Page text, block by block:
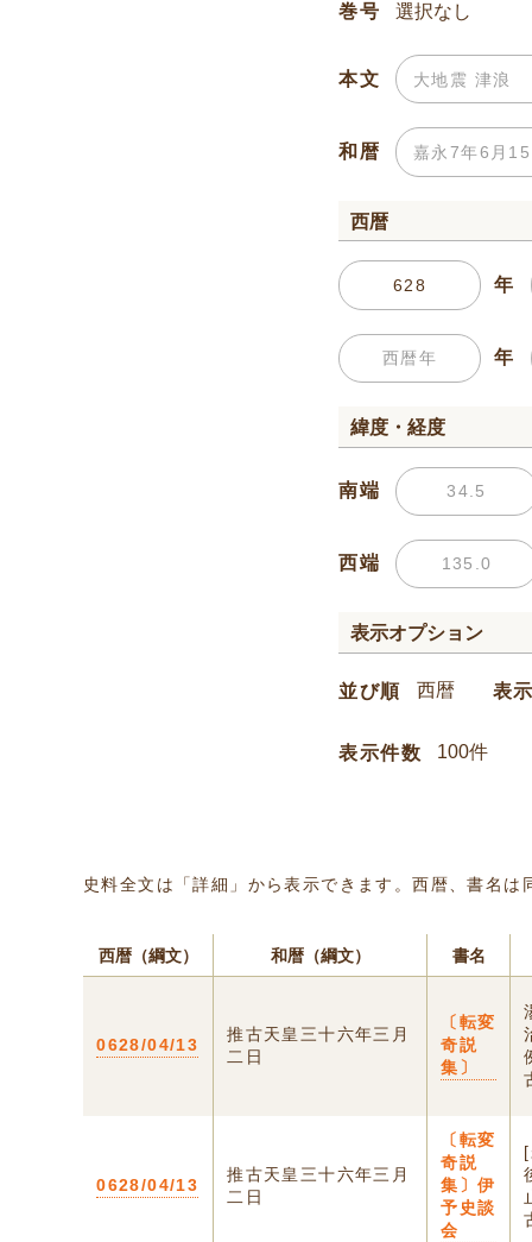
巻号
本文
和暦
西暦
年
年
緯度・経度
南端
西端
表示オプション
並び順 表
表示件数
史料全文は「詳細」から表示できます。西暦、書名
西暦（綱文） 和暦（綱文） 書名
0628/04/13
推古天皇三十六年三月
二日
〔転変
奇説
集〕
0628/04/13
推古天皇三十六年三月
二日
〔転変
奇説
集〕伊
予史談
会